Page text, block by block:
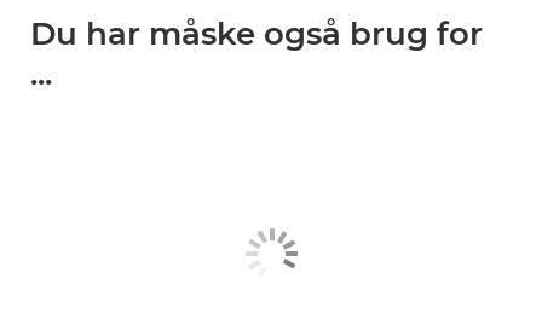
Du har måske også brug for
...